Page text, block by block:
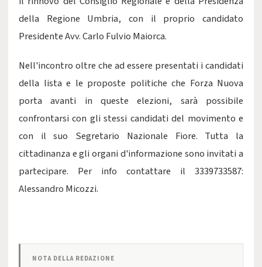
della Regione Umbria, con il proprio candidato
Presidente Avv. Carlo Fulvio Maiorca.
Nell'incontro oltre che ad essere presentati i candidati
della lista e le proposte politiche che Forza Nuova
porta avanti in queste elezioni, sarà possibile
confrontarsi con gli stessi candidati del movimento e
con il suo Segretario Nazionale Fiore. Tutta la
cittadinanza e gli organi d'informazione sono invitati a
partecipare. Per info contattare il 3339733587:
Alessandro Micozzi.
NOTA DELLA REDAZIONE